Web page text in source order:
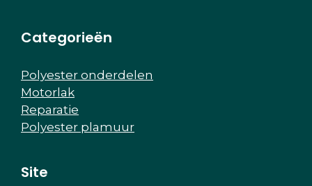
Categorieën
Polyester onderdelen
Motorlak
Reparatie
Polyester plamuur
Site